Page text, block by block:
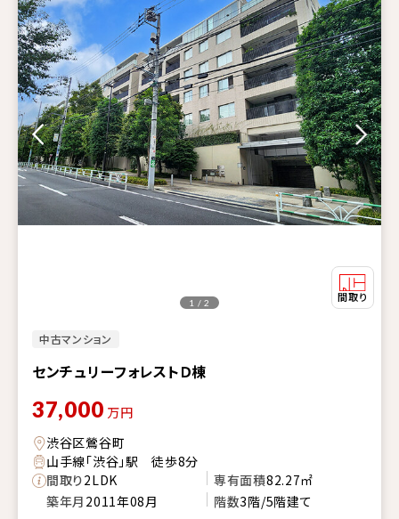
中古マンション
センチュリーフォレストＤ棟
1 / 2
37,000 万円
渋谷区鶯谷町
山手線「渋谷」駅 徒歩8分
間取り2LDK 専有面積82.27㎡
築年月 2011年08月 階数3階/5階建て